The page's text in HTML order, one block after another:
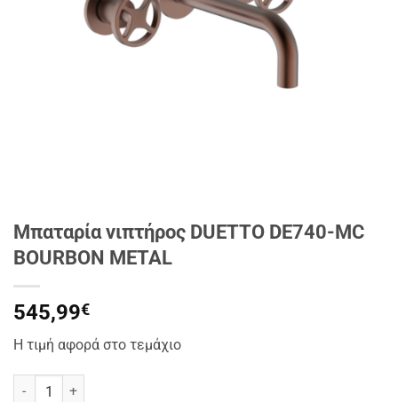
Μπαταρία νιπτήρος DUETTO DE740-MC
BOURBON METAL
545,99€
Η τιμή αφορά στο τεμάχιο
Μπαταρία νιπτήρος DUETTO DE740-MC BOURBON METAL